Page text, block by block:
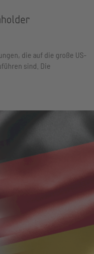
die auf die große US-
sind. Die